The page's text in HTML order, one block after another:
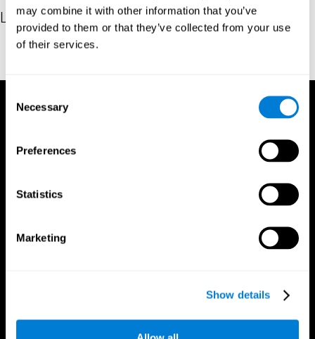
may combine it with other information that you’ve
provided to them or that they’ve collected from your use
of their services.
Selection
Necessary
Preferences
Statistics
Marketing
Show details
Les références
Woodcock, R. W. (2011). Woodcock Reading Mastery Tests, Third